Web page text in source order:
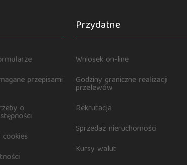
przepisami
o
Przydatne
Wniosek on-line
Godziny graniczne realizacji
przelewów
Rekrutacja
Sprzedaż nieruchomości
Kursy walut